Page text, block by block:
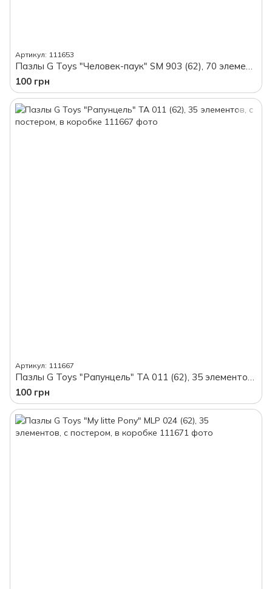
Артикул: 111653
Пазлы G Toys "Человек-паук" SM 903 (62), 70 элементов, с постером, в коробке
100 грн
Артикул: 111667
Пазлы G Toys "Рапунцель" TA 011 (62), 35 элементов, с постером, в коробке
100 грн